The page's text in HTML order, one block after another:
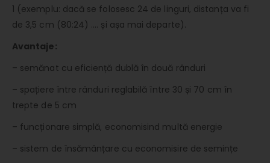
1 (exemplu: dacă se folosesc 24 de linguri, distanța va fi
de 3,5 cm (80:24) …. și așa mai departe).
Avantaje:
– semănat cu eficiență dublă în două rânduri
– spațiere între rânduri reglabilă între 30 și 70 cm în
trepte de 5 cm
– funcționare simplă, economisind multă energie
– sistem de însămânțare cu economisire de semințe